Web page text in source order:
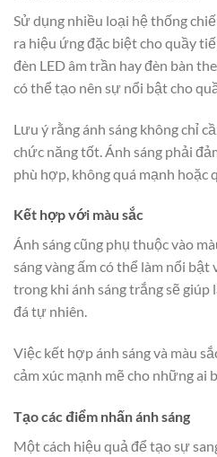
Sử dụng nhiều loại hệ thống
ra hiệu ứng đặc biệt cho quầy
đèn LED âm trần hay đèn bàn
có thể tạo nên sự nổi bật cho
Lưu ý rằng ánh sáng không chỉ
chức năng tốt. Ánh sáng phải
phù hợp, không quá mạnh hoặc
Kết hợp với màu sắc
Ánh sáng cũng phụ thuộc vào
sáng vàng ấm có thể làm nổi bật
trong khi ánh sáng trắng sẽ giúp
đá tự nhiên.
Việc kết hợp ánh sáng và màu
cảm xúc mạnh mẽ cho những ai
Tạo các điểm nhấn ánh sáng
Một cách hiệu quả để tạo sự